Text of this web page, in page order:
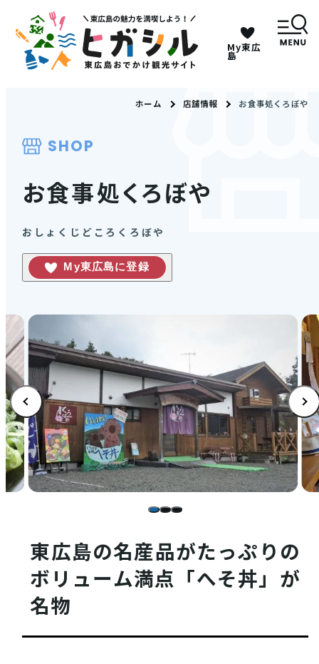
My東広
島
ホーム 店舗情報 お食事処くろぼや
SHOP
お食事処くろぼや
おしょくじどころくろぼや
My東広島に登録
東広島の名産品がたっぷりの
ボリューム満点「へそ丼」が
名物
キーワードは2つまで、30文字以内で検索してくだ
さい。
メニュー
イベント情報
店舗情報
体験・ガイド
モデルコース
注目コンテンツ
PICK UP